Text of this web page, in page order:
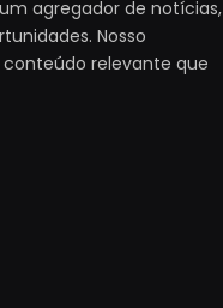
agregador de notícias,
Nosso
relevante que